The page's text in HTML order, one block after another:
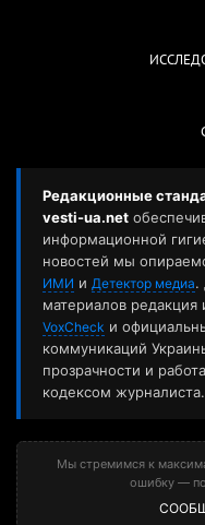
Редакционные
vesti-ua.net
информационной
новостей мы
ИМИ и Детектор медиа.
материалов редакция
VoxCheck и
коммуникаций
прозрачности и
кодексом журналиста.
Мы стремимся к
ошибку —